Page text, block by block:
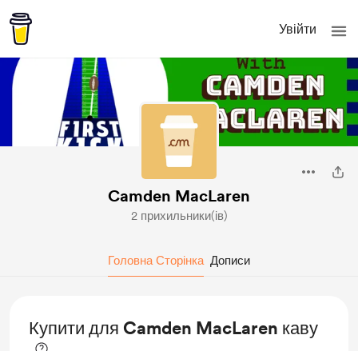
Увійти
Camden MacLaren
2 прихильники(ів)
Головна Сторінка Дописи
Купити для Camden MacLaren каву